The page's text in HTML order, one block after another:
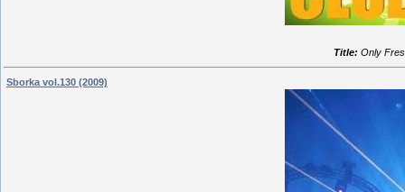
Title: Only
Sborka vol.130 (2009)